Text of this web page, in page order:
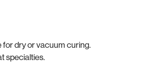
for dry or vacuum curing.
specialties.